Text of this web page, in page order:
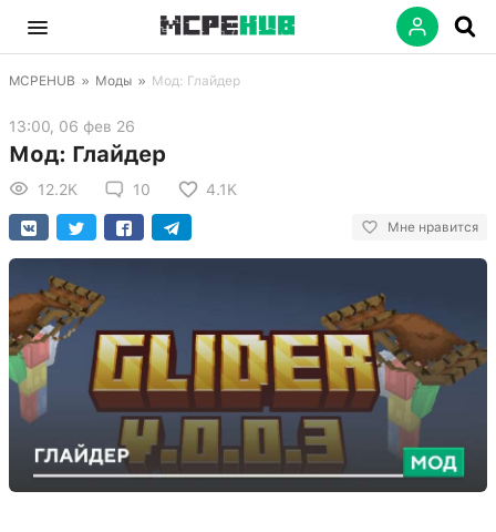
MCPEHUB » Моды » Мод: Глайдер
13:00, 06 фев 26
Мод: Глайдер
12.2K 10 4.1K
Мне нравится